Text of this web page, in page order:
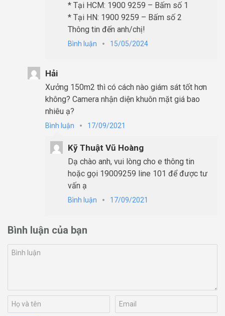
* Tại HCM: 1900 9259 – Bấm số 1
* Tại HN: 1900 9259 – Bấm số 2
Thông tin đến anh/chị!
Bình luận 15/05/2024
Hải
Xưởng 150m2 thì có cách nào giám sát tốt hơn
không? Camera nhận diện khuôn mặt giá bao
nhiêu ạ?
Bình luận 17/09/2021
Kỹ Thuật Vũ Hoàng
Dạ chào anh, vui lòng cho e thông tin
hoặc gọi 19009259 line 101 để được tư
vấn ạ
Bình luận 17/09/2021
Bình luận của bạn